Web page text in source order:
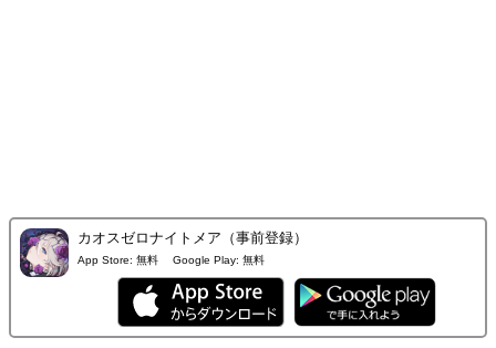
カオスゼロナイトメア（事前登録）
App Store: 無料 Google Play: 無料